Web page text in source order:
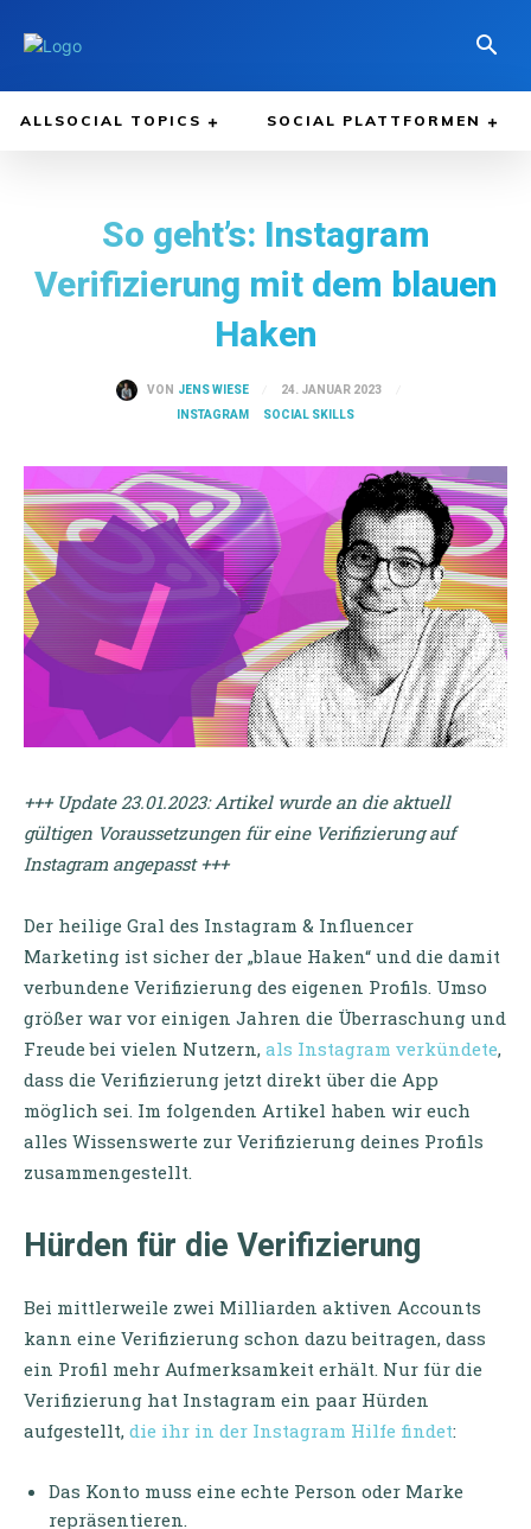
ALLSOCIAL TOPICS SOCIAL PLATTFORMEN
So geht’s: Instagram
Verifizierung mit dem blauen
Haken
VON JENS WIESE
24. JANUAR 2023
INSTAGRAM
SOCIAL SKILLS
+++ Update 23.01.2023: Artikel wurde an die aktuell
gültigen Voraussetzungen für eine Verifizierung auf
Instagram angepasst +++
Der heilige Gral des Instagram & Influencer
Marketing ist sicher der „blaue Haken“ und die damit
verbundene Verifizierung des eigenen Profils. Umso
größer war vor einigen Jahren die Überraschung und
Freude bei vielen Nutzern, als Instagram verkündete,
dass die Verifizierung jetzt direkt über die App
möglich sei. Im folgenden Artikel haben wir euch
alles Wissenswerte zur Verifizierung deines Profils
zusammengestellt.
Hürden für die Verifizierung
Bei mittlerweile zwei Milliarden aktiven Accounts
kann eine Verifizierung schon dazu beitragen, dass
ein Profil mehr Aufmerksamkeit erhält. Nur für die
Verifizierung hat Instagram ein paar Hürden
aufgestellt, die ihr in der Instagram Hilfe findet:
Das Konto muss eine echte Person oder Marke
repräsentieren.